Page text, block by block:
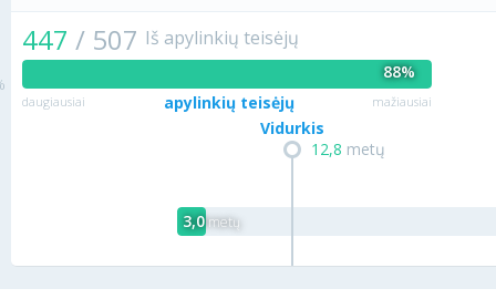
447 / 507 Iš apylinkių teisėjų
88%
daugiausiai apylinkių teisėjų mažiausiai
12,8 metų
Vidurkis
3,0metų